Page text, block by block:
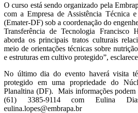
O curso está sendo organizado pela
com a Empresa de Assistência Técnica
(Emater-DF) sob a coordenação do
Transferência de Tecnologia Francisco
aborda os principais tratos culturais
meio de orientações técnicas sobre
e estruturas em cultivo protegido”,
No último dia do evento haverá visita
protegido em uma propriedade do
Planaltina (DF). Mais informações podem
(61) 3385-9114 com Eulina
eulina.lopes@embrapa.br